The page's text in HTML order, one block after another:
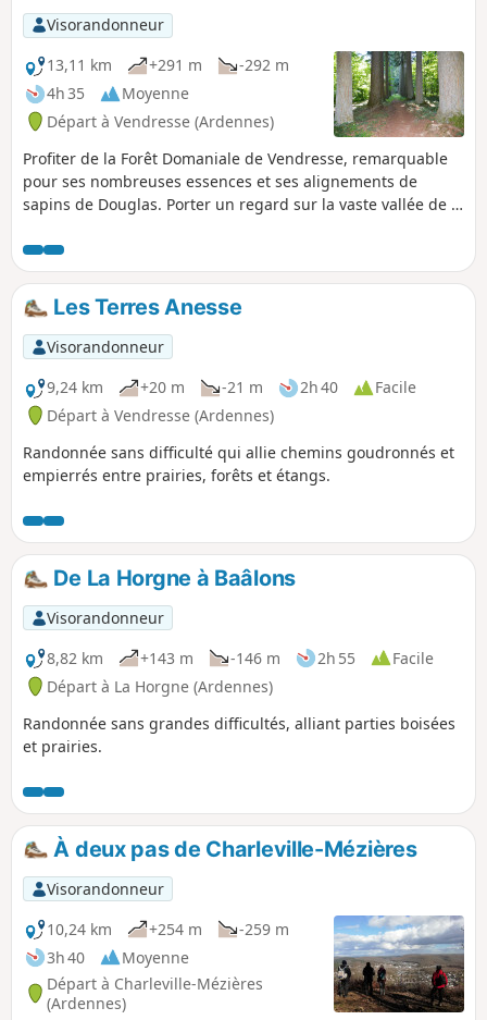
Visorandonneur
13,11 km
+291 m
-292 m
4h 35
Moyenne
Départ à Vendresse (Ardennes)
Profiter de la Forêt Domaniale de Vendresse, remarquable
pour ses nombreuses essences et ses alignements de
sapins de Douglas. Porter un regard sur la vaste vallée de la
Omicourt. Remonter pour retrouver ensuite la vallée de la
Bar. Cheminer le long du Rouge Cogneux et découvrir ses
sources résurgentes. Retrouver la "Domaniale".
Les Terres Anesse
Visorandonneur
9,24 km
+20 m -21 m 2h 40
Facile
Départ à Vendresse (Ardennes)
Randonnée sans difficulté qui allie chemins goudronnés et
empierrés entre prairies, forêts et étangs.
De La Horgne à Baâlons
Visorandonneur
8,82 km
+143 m -146 m 2h 55
Facile
Départ à La Horgne (Ardennes)
Randonnée sans grandes difficultés, alliant parties boisées
et prairies.
À deux pas de Charleville-Mézières
Visorandonneur
10,24 km
+254 m
-259 m
3h 40
Moyenne
Départ à Charleville-Mézières
(Ardennes)